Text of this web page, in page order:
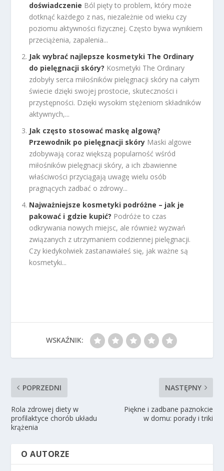
doświadczenie Ból pięty to problem, który może
dotknąć każdego z nas, niezależnie od wieku czy
poziomu aktywności fizycznej. Często bywa wynikiem
przeciążenia, zapalenia...
Jak wybrać najlepsze kosmetyki The Ordinary
do pielęgnacji skóry? Kosmetyki The Ordinary
zdobyły serca miłośników pielęgnacji skóry na całym
świecie dzięki swojej prostocie, skuteczności i
przystępności. Dzięki wysokim stężeniom składników
aktywnych,...
Jak często stosować maskę algową?
Przewodnik po pielęgnacji skóry Maski algowe
zdobywają coraz większą popularność wśród
miłośników pielęgnacji skóry, a ich zbawienne
właściwości przyciągają uwagę wielu osób
pragnących zadbać o zdrowy...
Najważniejsze kosmetyki podróżne – jak je
pakować i gdzie kupić? Podróże to czas
odkrywania nowych miejsc, ale również wyzwań
związanych z utrzymaniem codziennej pielęgnacji.
Czy kiedykolwiek zastanawiałeś się, jak ważne są
kosmetyki...
WSKAŹNIK:
POPRZEDNI
Rola zdrowej diety w
profilaktyce chorób układu
krążenia
NASTĘPNY
Piękne i zadbane paznokcie
w domu: porady i triki
O AUTORZE